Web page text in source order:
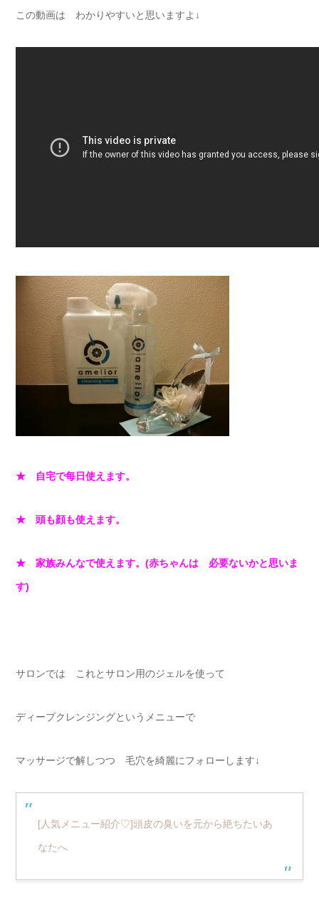
この動画は わかりやすいと思いますよ↓
★ 自宅で每日使えます。
★ 頭も顔も使えます。
★ 家族みんなで使えます。(赤ちゃんは 必要ないかと思いま
す)
サロンでは これとサロン用のジェルを使って
ディープクレンジングというメニューで
マッサージで解しつつ 毛穴を綺麗にフォローします↓
[人気メニュー紹介♡]頭皮の臭いを元から絶ちたいあ
なたへ